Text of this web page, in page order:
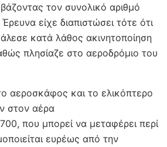
τον συνολικό αριθμό
είχε διαπιστώσει τότε ότι
κατά λάθος ακινητοποίηση
πλησίαζε στο αεροδρόμιο του
αεροσκάφος και το ελικόπτερο
στον αέρα
που μπορεί να μεταφέρει περί
ευρέως από την